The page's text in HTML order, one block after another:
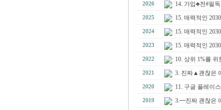
2026 14. 가입♣전#필
2025 15. 매력적인
2024 15. 매력적인
2023 15. 매력적인
2022 10. 상위 1%를
2021 3. 진짜▲괜찮은
2020 11. 구글 플레이
2019 3.━진짜 괜찮은